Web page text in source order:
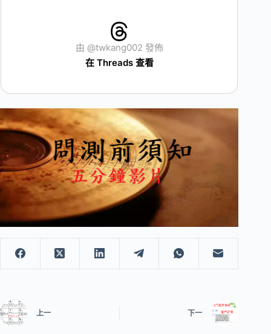
由 @twkang002 發佈
在 Threads 查看
上一 下一